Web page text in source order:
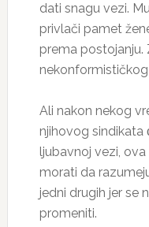
dati snagu vezi.
privlači pamet
prema
Ali nakon nekog
njihovog sindikata
ljubavnoj vezi,
morati da
jedni drugih jer se
promeniti.